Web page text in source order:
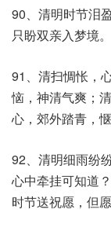
90、清明时节泪
只盼双亲入梦境。
91、清扫惆怅，
恼，神清气爽；
心，郊外踏青，
92、清明细雨纷
心中牵挂可知道
时节送祝愿，但